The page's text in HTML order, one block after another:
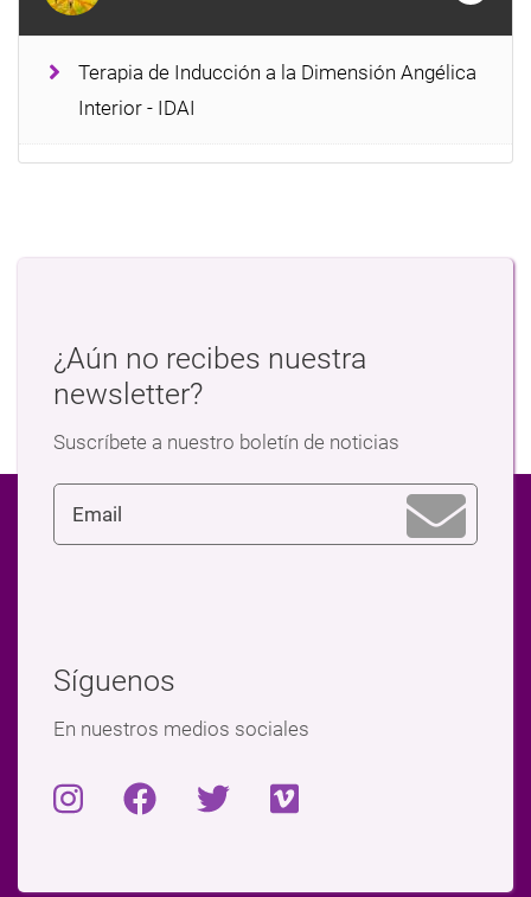
Terapia de Inducción a la Dimensión Angélica
Interior - IDAI
¿Aún no recibes nuestra
newsletter?
Suscríbete a nuestro boletín de noticias
Síguenos
En nuestros medios sociales